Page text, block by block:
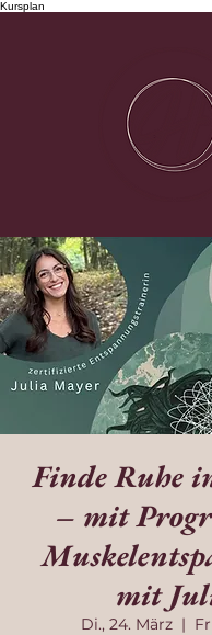
Kursplan
Finde Ruhe
– mit
mit
Di., 24. März
  |